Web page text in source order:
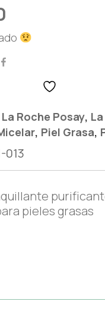
La Roche Posay,
, Piel Grasa,
013
pieles grasas